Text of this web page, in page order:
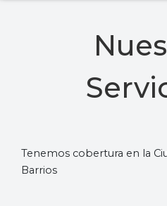
Tenemos cobertura en la
Barrios